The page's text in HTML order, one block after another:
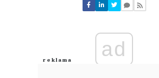
Nie znaleziono komentarzy
Zostaw swoje
Anuluj
ad